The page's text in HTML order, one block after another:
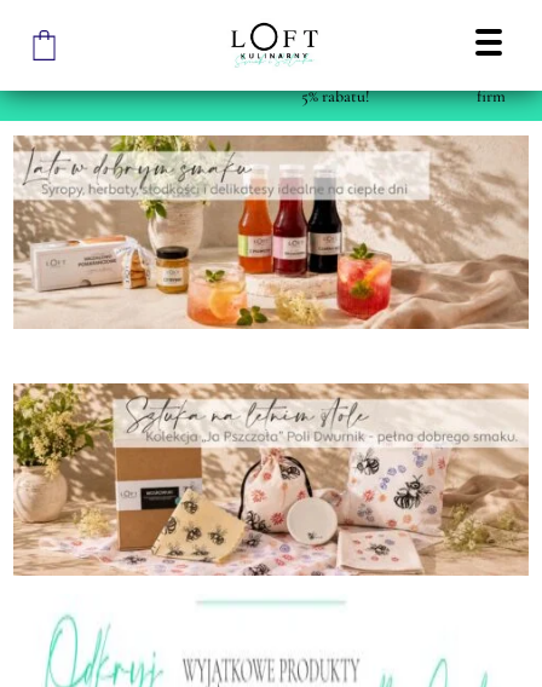
Darmowa wysyłka już od 250
Zapisz się
5% rabatu!
Sprawdź
firm